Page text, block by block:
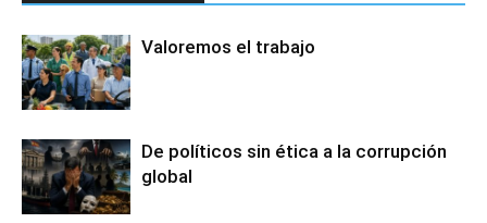
Valoremos el trabajo
De políticos sin ética a la corrupción
global